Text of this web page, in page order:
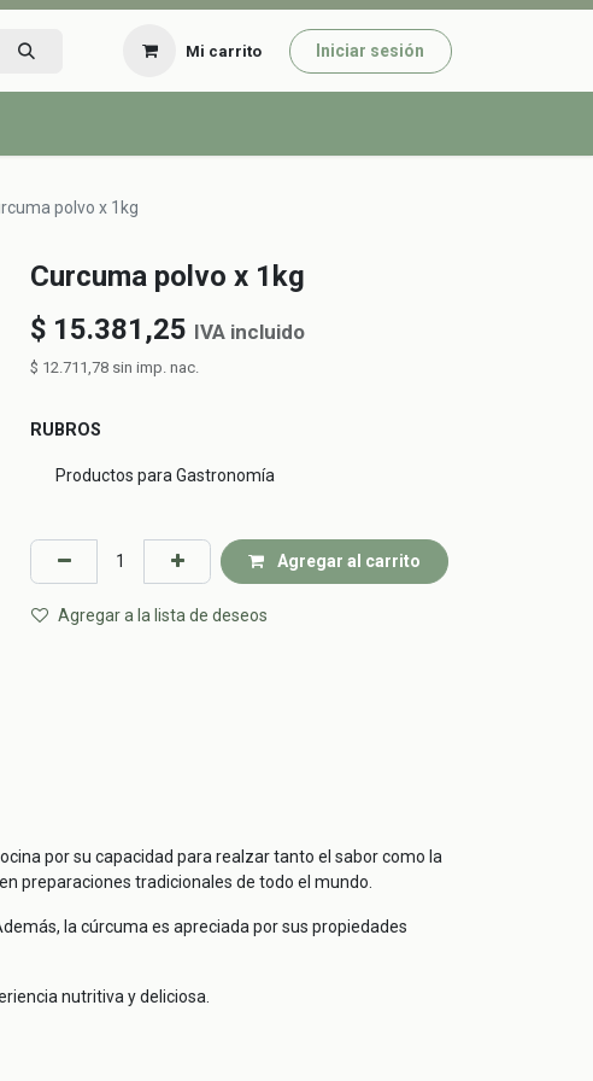
Mi carrito Iniciar sesión
polvo x 1kg
Curcuma polvo x 1kg
$ 15.381,25 IVA incluido
$ 12.711,78 sin imp. nac.
RUBROS
Productos para Gastronomía
Agregar al carrito
Agregar a la lista de deseos
por su capacidad para realzar tanto el sabor como la
preparaciones tradicionales de todo el mundo.
la cúrcuma es apreciada por sus propiedades
nutritiva y deliciosa.